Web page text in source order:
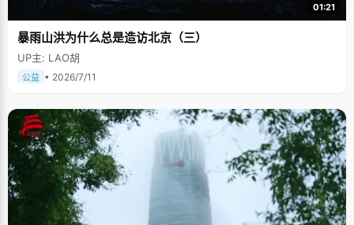
01:21
暴雨山洪为什么总是造访北京（三）
UP主: LAO胡
公益 • 2026/7/11